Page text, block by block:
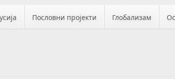
Пословни пројекти Глобализам